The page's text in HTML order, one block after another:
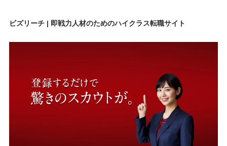
ビズリーチ | 即戦力人材のためのハイクラス転職サイト